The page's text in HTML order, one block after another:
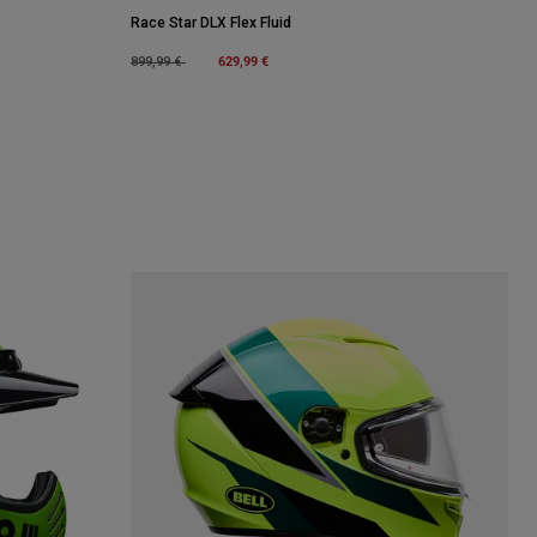
Race Star DLX Flex Fluid
Price reduced from
899,99 €to 629,99 €